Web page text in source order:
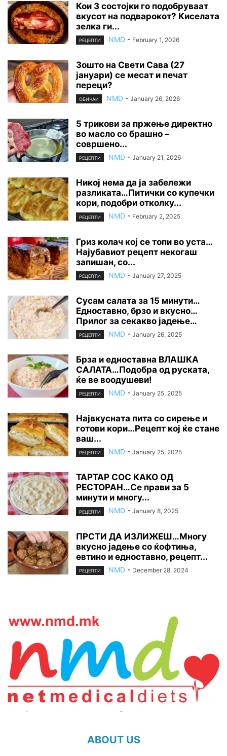
Кои 3 состојки го подобруваат
вкусот на подварокот? Киселата
зелка ги...
РЕЦЕПТИ NMD - February 1, 2026
Зошто на Свети Сава (27
јануари) се месат и печат
переци?
ОБИЧАИ NMD - January 26, 2026
5 трикови за пржење директно
во масло со брашно –
совршено...
РЕЦЕПТИ NMD - January 21, 2026
Никој нема да ја забележи
разликата…Питички со купечки
кори, подобри отколку...
РЕЦЕПТИ NMD - February 2, 2025
Гриз колач кој се топи во уста…
Најубавиот рецепт некогаш
запишан, со...
РЕЦЕПТИ NMD - January 27, 2025
Сусам салата за 15 минути…
Едноставно, брзо и вкусно…
Прилог за секакво јадење…
РЕЦЕПТИ NMD - January 26, 2025
Брза и едноставна ВЛАШКА
САЛАТА…Подобра од руската,
ќе ве воодушеви!
РЕЦЕПТИ NMD - January 25, 2025
Највкусната пита со сирење и
готови кори…Рецепт кој ќе стане
ваш...
РЕЦЕПТИ NMD - January 25, 2025
ТАРТАР СОС КАКО ОД
РЕСТОРАН…Се прави за 5
минути и многу...
РЕЦЕПТИ NMD - January 8, 2025
ПРСТИ ДА ИЗЛИЖЕШ…Многу
вкусно јадење со ќофтиња,
евтино и едноставно, рецепт...
РЕЦЕПТИ NMD - December 28, 2024
ABOUT US